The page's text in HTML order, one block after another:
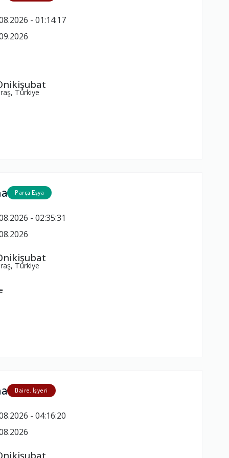
- 01:14:17
Türkiye
Parça Eşya
- 02:35:31
Türkiye
Daire, İşyeri
- 04:16:20